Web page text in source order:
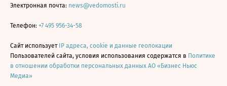
Электронная почта: news@vedomosti.ru
Телефон: +7 495 956-34-58
Сайт использует IP адреса, cookie и данные геолокации
Пользователей сайта, условия использования содержатся в Политике
в отношении обработки персональных данных АО «Бизнес Ньюс
Медиа»